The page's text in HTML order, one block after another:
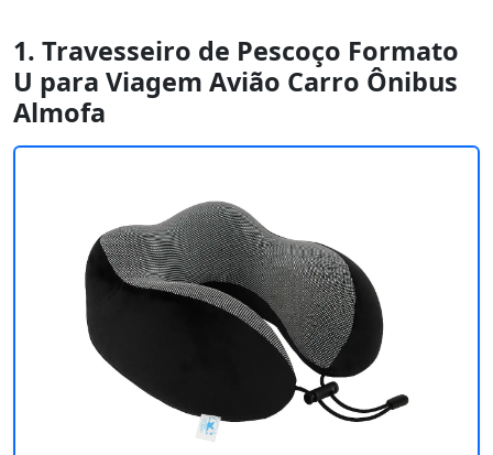
1. Travesseiro de Pescoço Formato
U para Viagem Avião Carro Ônibus
Almofa